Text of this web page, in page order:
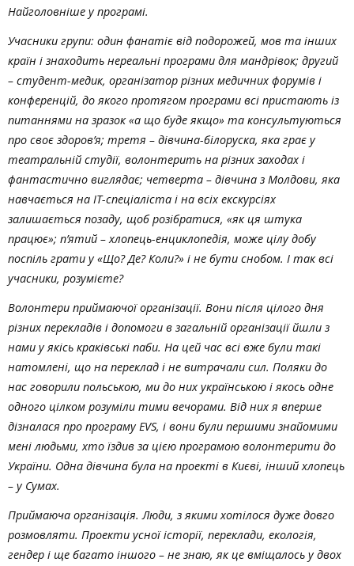
Найголовніше у програмі.
Учасники групи: один фанатіє від подорожей, мов та інших
країн і знаходить нереальні програми для мандрівок; другий
– студент-медик, організатор різних медичних форумів і
конференцій, до якого протягом програми всі пристають із
питаннями на зразок «а що буде якщо» та консультуються
про своє здоров’я; третя – дівчина-білоруска, яка грає у
театральній студії, волонтерить на різних заходах і
фантастично виглядає; четверта – дівчина з Молдови, яка
навчається на ІТ-спеціаліста і на всіх екскурсіях
залишається позаду, щоб розібратися, «як ця штука
працює»; п’ятий – хлопець-енциклопедія, може цілу добу
поспіль грати у «Що? Де? Коли?» і не бути снобом. І так всі
учасники, розумієте?
Волонтери приймаючої організації. Вони після цілого дня
різних перекладів і допомоги в загальній організації йшли з
нами у якісь краківські паби. На цей час всі вже були такі
натомлені, що на переклад і не витрачали сил. Поляки до
нас говорили польською, ми до них українською і якось одне
одного цілком розуміли тими вечорами. Від них я вперше
дізналася про програму EVS, і вони були першими знайомими
мені людьми, хто їздив за цією програмою волонтерити до
України. Одна дівчина була на проекті в Києві, інший хлопець
– у Сумах.
Приймаюча організація. Люди, з якими хотілося дуже довго
розмовляти. Проекти усної історії, переклади, екологія,
гендер і ще багато іншого – не знаю, як це вміщалось у двох